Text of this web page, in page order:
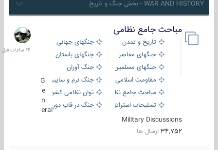
WAR AND HISTORY - بخش جنگ و تاریخ
مباحث جامع نظامی
تاریخ و تمدن
جنگهای جهانی
جنگهای معاصر
جنگهای باستان
جنگهای مسلمین
جنگ آوران
مقاومت اسلامی
جنگ نرم و سایبری
مباحث جامع نظامی
توان نظامی کشورها
تسلیحات استراتژیک
جنگ در قاب دوربین
eral
Military Discussions
34,752 ارسال ها
14
ساعات
قبل